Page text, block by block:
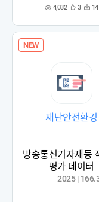
조 4,032 관
록
3 다 14
NEW
재난안전환경
방송통신기자재등
평가 데이터
2025 |